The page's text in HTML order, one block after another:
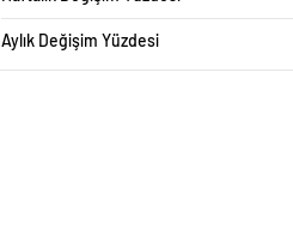
Aylık Değişim Yüzdesi